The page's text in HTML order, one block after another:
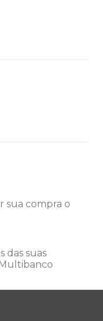
sua compra o
das suas